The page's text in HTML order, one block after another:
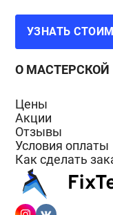
УЗНАТЬ
О МАСТЕРСКОЙ
Цены
Акции
Отзывы
Условия оплаты
Как сделать